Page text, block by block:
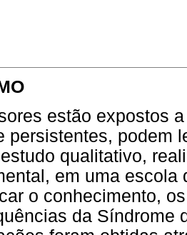
estão expostos
persistentes, podem
qualitativo,
em uma escola
o conhecimento,
da Síndrome